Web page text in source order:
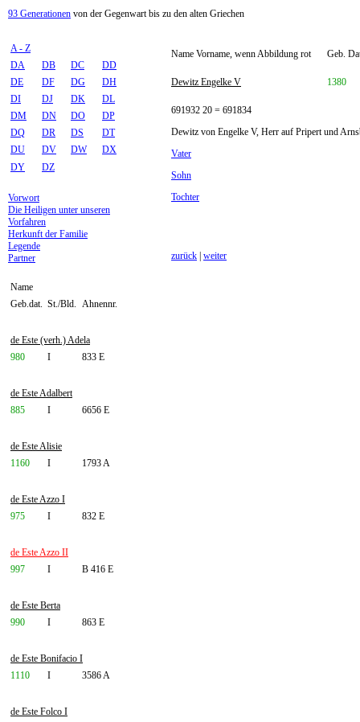
93 Generationen von der Gegenwart bis zu den alten Griechen
A - Z
DA
DB DC
DD
DE
DF DG
DH
DI
DJ DK
DL
DM
DN DO
DP
DQ
DR DS
DT
DU
DV DW
DX
DY
DZ
Vorwort
Die Heiligen unter unseren
Vorfahren
Herkunft der Familie
Legende
Partner
Name
Geb.dat. St./Bld. Ahnennr.
de Este (verh.) Adela
980
I 833 E
de Este Adalbert
885
I 6656 E
de Este Alisie
1160
I 1793 A
de Este Azzo I
975
I 832 E
de Este Azzo II
997
I B 416 E
de Este Berta
990
I 863 E
de Este Bonifacio I
1110
I 3586 A
de Este Folco I
Name Vorname, wenn Abbildung rot Geb.
Dewitz Engelke V 1380
691932 20 = 691834
Dewitz von Engelke V, Herr auf Pripert und
Vater
Sohn
Tochter
zurück weiter